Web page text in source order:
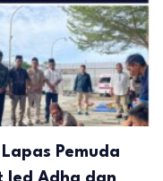
Pemuda